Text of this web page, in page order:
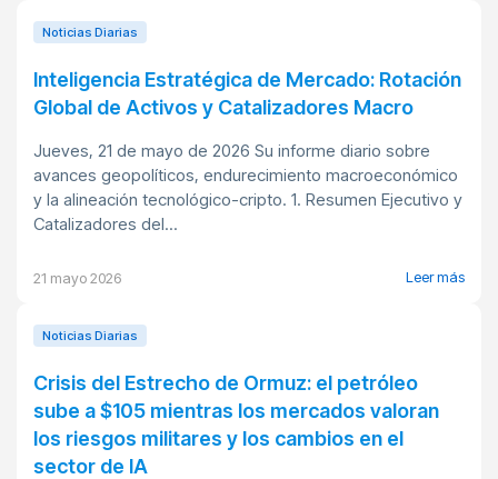
Noticias Diarias
Inteligencia Estratégica de Mercado: Rotación
Global de Activos y Catalizadores Macro
Jueves, 21 de mayo de 2026 Su informe diario sobre
avances geopolíticos, endurecimiento macroeconómico
y la alineación tecnológico-cripto. 1. Resumen Ejecutivo y
Catalizadores del...
21 mayo 2026 Leer más
Noticias Diarias
Crisis del Estrecho de Ormuz: el petróleo
sube a $105 mientras los mercados valoran
los riesgos militares y los cambios en el
sector de IA